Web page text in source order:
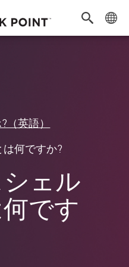
（英語）
何ですか?
ェル
です